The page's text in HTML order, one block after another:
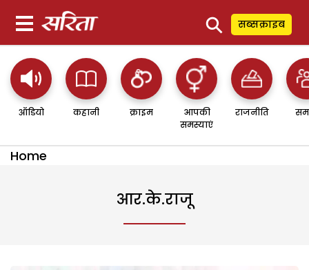
⚲ सब्सक्राइब
ऑडियो कहानी क्राइम
आपकी
समस्याएं
राजनीति
Home
आर.के.राजू